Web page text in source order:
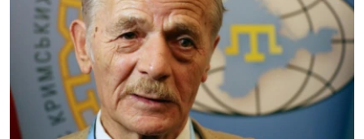
BLOGLAR
FİKİR
Русский
Українською